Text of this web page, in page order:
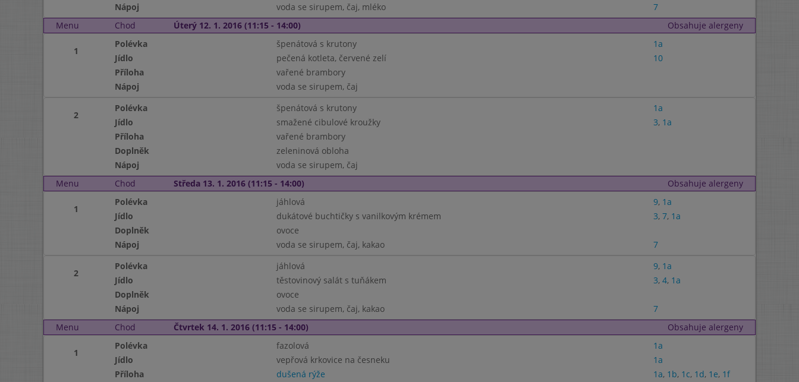
Nápoj
voda se sirupem, čaj, mléko
7
Menu
Chod Úterý 12. 1. 2016 (11:15 - 14:00) Obsahuje alergeny
1
Polévka špenátová s krutony
1a
Jídlo
pečená kotleta, červené zelí
10
Příloha
vařené brambory
Nápoj
voda se sirupem, čaj
2
Polévka špenátová s krutony
1a
Jídlo
smažené cibulové kroužky 3, 1a
Příloha
vařené brambory
Doplněk
zeleninová obloha
Nápoj
voda se sirupem, čaj
Menu
Chod Středa 13. 1. 2016 (11:15 - 14:00) Obsahuje alergeny
1
Polévka jáhlová 9, 1a
Jídlo
dukátové buchtičky s vanilkovým krémem 3, 7, 1a
Doplněk
ovoce
Nápoj
voda se sirupem, čaj, kakao 7
2
Polévka jáhlová 9, 1a
Jídlo
těstovinový salát s tuňákem 3, 4, 1a
Doplněk
ovoce
Nápoj
voda se sirupem, čaj, kakao
7
Menu
Chod Čtvrtek 14. 1. 2016 (11:15 - 14:00) Obsahuje alergeny
1
Polévka fazolová
1a
Jídlo
vepřová krkovice na česneku
1a
Příloha
dušená rýže 1a, 1b, 1c, 1d, 1e, 1f